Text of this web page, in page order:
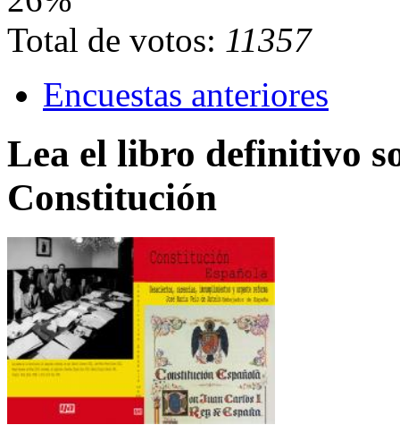
Total de votos: 11357
Encuestas anteriores
Lea el libro definitivo
Constitución